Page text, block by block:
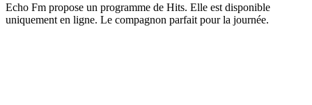
Echo Fm propose un programme de Hits. Elle est disponible
uniquement en ligne. Le compagnon parfait pour la journée.